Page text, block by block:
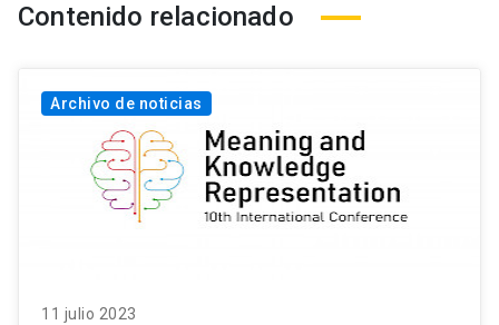
Contenido relacionado
Archivo de noticias
11 julio 2023